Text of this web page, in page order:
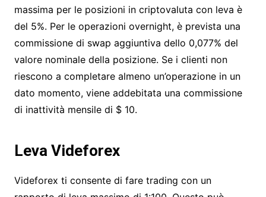
massima per le posizioni in criptovaluta con leva è
del 5%. Per le operazioni overnight, è prevista una
commissione di swap aggiuntiva dello 0,077% del
valore nominale della posizione. Se i clienti non
riescono a completare almeno un’operazione in un
dato momento, viene addebitata una commissione
di inattività mensile di $ 10.
Leva Videforex
Videforex ti consente di fare trading con un